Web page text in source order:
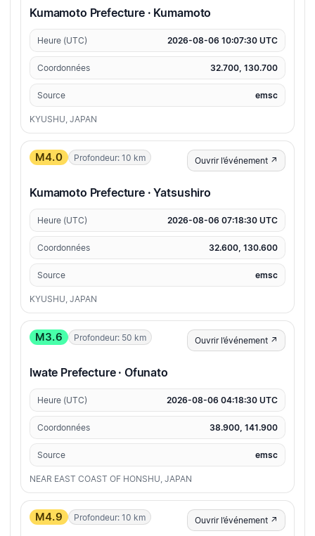
Kumamoto Prefecture · Kumamoto
Heure (UTC) 2026-08-06 10:07:30 UTC
Coordonnées 32.700, 130.700
Source emsc
KYUSHU, JAPAN
M4.0 Profondeur: 10 km Ouvrir l’événement ↗
Kumamoto Prefecture · Yatsushiro
Heure (UTC) 2026-08-06 07:18:30 UTC
Coordonnées 32.600, 130.600
Source emsc
KYUSHU, JAPAN
M3.6 Profondeur: 50 km Ouvrir l’événement ↗
Iwate Prefecture · Ofunato
Heure (UTC) 2026-08-06 04:18:30 UTC
Coordonnées 38.900, 141.900
Source emsc
NEAR EAST COAST OF HONSHU, JAPAN
M4.9 Profondeur: 10 km Ouvrir l’événement ↗